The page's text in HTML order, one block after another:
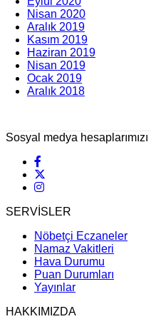
Nisan 2020
Aralık 2019
Kasım 2019
Haziran 2019
Nisan 2019
Ocak 2019
Aralık 2018
Sosyal medya
SERVİSLER
Nöbetçi Eczaneler
Namaz Vakitleri
Hava Durumu
Puan Durumları
Yayınlar
HAKKIMIZDA